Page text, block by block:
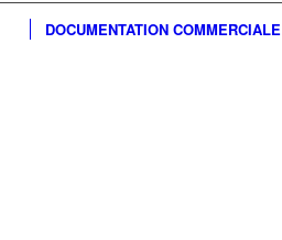
DOCUMENTATION COMMERCIALE